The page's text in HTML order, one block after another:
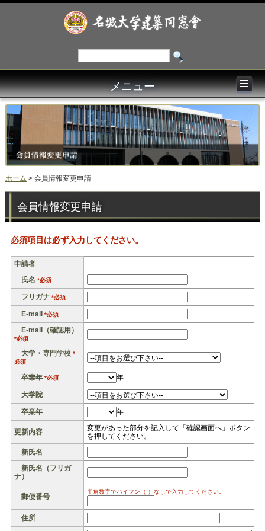
メニュー
ホーム > 会員情報変更申請
会員情報変更申請
必須項目は必ず入力してください。
申請者
氏名 *必須
フリガナ*必須
E-mail *必須
E-mail（確認用）
*必須
大学・専門学校*
必須
卒業年*必須 年
大学院
卒業年 年
更新内容
変更があった部分を記入して「確認画面へ」ボタン
を押してください。
新氏名
新氏名（フリガ
ナ）
郵便番号
半角数字でハイフン（-）なしで入力してください。
住所